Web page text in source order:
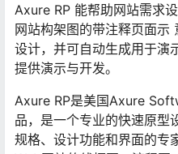
Axure RP 能帮助网站需求
网站构架图的带注释页面示
设计，并可自动生成用于演
提供演示与开发。
Axure RP是美国Axure
品，是一个专业的快速原型
规格、设计功能和界面的专